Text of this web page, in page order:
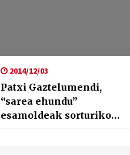
2014/12/03
Patxi Gaztelumendi,
“sarea ehundu”
esamoldeak sorturiko